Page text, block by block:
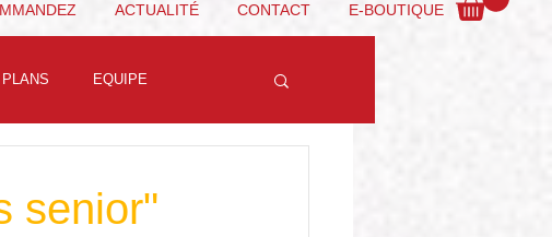
ACTUALITÉ CONTACT E-BOUTIQUE
EQUIPE
senior"